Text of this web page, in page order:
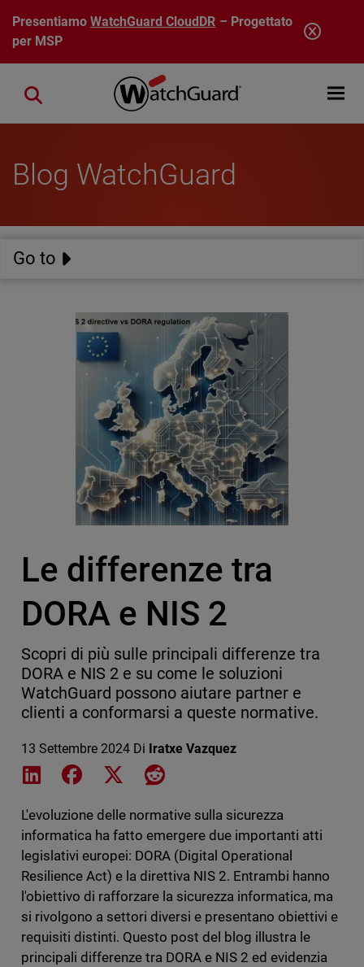
Salta al contenuto principale
PresentiamoWatchGuard CloudDR – Progettato
per MSP
Open
Close search
Blog WatchGuard
Go to
Le differenze tra
DORA e NIS 2
Scopri di più sulle principali differenze tra
DORA e NIS 2 e su come le soluzioni
WatchGuard possono aiutare partner e
clienti a conformarsi a queste normative.
13 Settembre 2024 Di Iratxe Vazquez
Share on LinkedIn
Share on Facebook
Share on XShare on Reddit
L'evoluzione delle normative sulla sicurezza
informatica ha fatto emergere due importanti atti
legislativi europei: DORA (Digital Operational
Resilience Act) e la direttiva NIS 2. Entrambi hanno
l'obiettivo di rafforzare la sicurezza informatica, ma
si rivolgono a settori diversi e presentano obiettivi e
requisiti distinti. Questo post del blog illustra le
principali differenze tra DORA e NIS 2 ed evidenzia